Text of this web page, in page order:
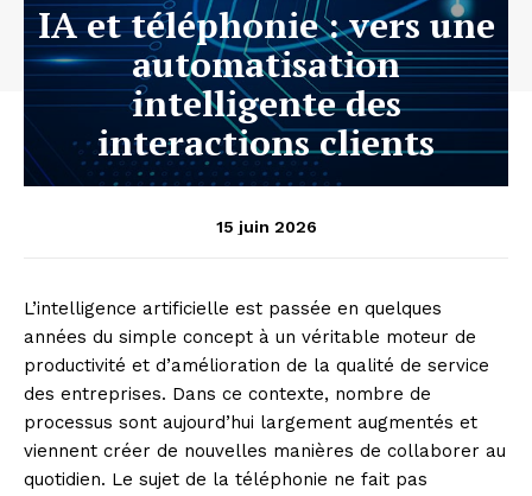
IA et téléphonie : vers une
automatisation
intelligente des
interactions clients
15 juin 2026
L’intelligence artificielle est passée en quelques
années du simple concept à un véritable moteur de
productivité et d’amélioration de la qualité de service
des entreprises. Dans ce contexte, nombre de
processus sont aujourd’hui largement augmentés et
viennent créer de nouvelles manières de collaborer au
quotidien. Le sujet de la téléphonie ne fait pas